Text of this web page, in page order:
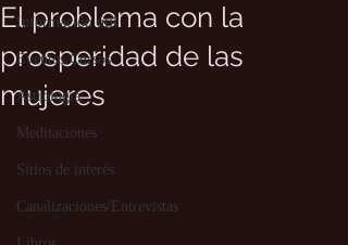
Información útil
Eventos/Cursos
Astrología
Meditaciones
Sitios de interés
Canalizaciones/Entrevistas
El problema con la
prosperidad de las
mujeres